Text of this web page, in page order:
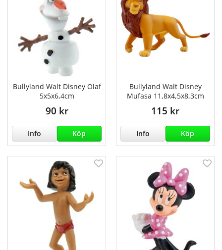
Bullyland Walt Disney Olaf
5x5x6,4cm
90 kr
Info Köp
Bullyland Walt Disney
Mufasa 11,8x4,5x8,3cm
115 kr
Info Köp